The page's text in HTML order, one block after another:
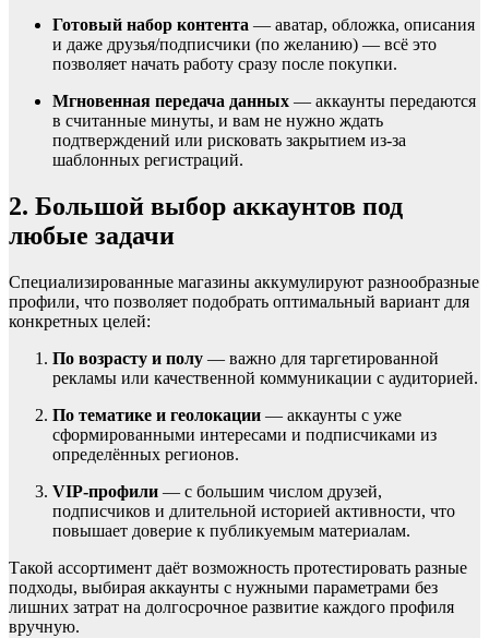
Готовый набор контента — аватар, обложка, описания
и даже друзья/подписчики (по желанию) — всё это
позволяет начать работу сразу после покупки.
Мгновенная передача данных — аккаунты передаются
в считанные минуты, и вам не нужно ждать
подтверждений или рисковать закрытием из-за
шаблонных регистраций.
2. Большой выбор аккаунтов под
любые задачи
Специализированные магазины аккумулируют разнообразные
профили, что позволяет подобрать оптимальный вариант для
конкретных целей:
По возрасту и полу — важно для таргетированной
рекламы или качественной коммуникации с аудиторией.
По тематике и геолокации — аккаунты с уже
сформированными интересами и подписчиками из
определённых регионов.
VIP-профили — с большим числом друзей,
подписчиков и длительной историей активности, что
повышает доверие к публикуемым материалам.
Такой ассортимент даёт возможность протестировать разные
подходы, выбирая аккаунты с нужными параметрами без
лишних затрат на долгосрочное развитие каждого профиля
вручную.